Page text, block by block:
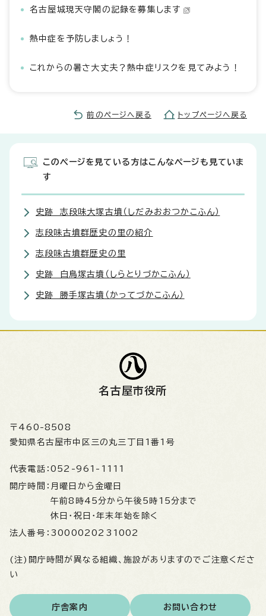
名古屋城現天守閣の記録を募集します
熱中症を予防しましょう！
これからの暑さ大丈夫？熱中症リスクを見てみよう！
前のページへ戻る トップページへ戻る
このページを見ている方はこんなページも見ていま
す
史跡 志段味大塚古墳（しだみおおつかこふん）
志段味古墳群歴史の里の紹介
志段味古墳群歴史の里
史跡 白鳥塚古墳（しらとりづかこふん）
史跡 勝手塚古墳（かってづかこふん）
名古屋市役所
〒460-8508
愛知県名古屋市中区三の丸三丁目1番1号
代表電話： 052-961-1111
開庁時間： 月曜日から金曜日
午前8時45分から午後5時15分まで
休日・祝日・年末年始を除く
法人番号： 3000020231002
(注)開庁時間が異なる組織、施設がありますのでご注意くださ
い
庁舎案内 お問い合わせ